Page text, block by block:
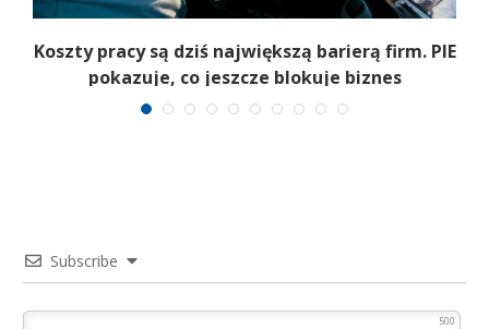
Koszty pracy są dziś największą barierą firm. PIE
pokazuje, co jeszcze blokuje biznes
Subscribe
500